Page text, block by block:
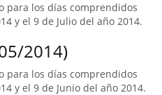
para los días comprendidos
y el 9 de Julio del año 2014.
2014)
para los días comprendidos
y el 9 de Junio del año 2014.